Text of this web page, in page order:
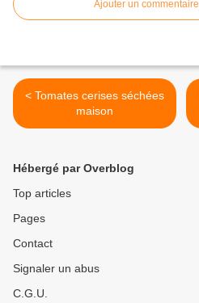
Ajouter un commentaire
< Tomates cerises séchées
maison
Hébergé par Overblog
Top articles
Pages
Contact
Signaler un abus
C.G.U.